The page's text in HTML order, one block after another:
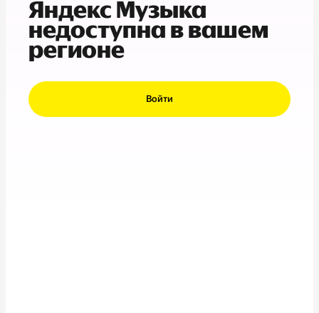
Яндекс Музыка
недоступна в вашем
регионе
Войти